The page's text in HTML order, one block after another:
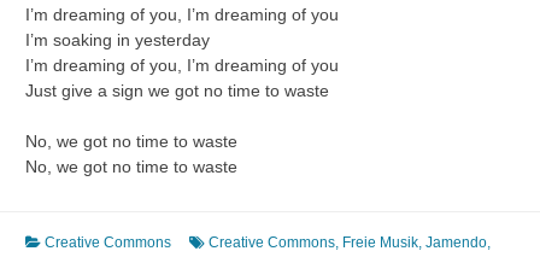
I’m dreaming of you, I’m dreaming of you
I’m soaking in yesterday
I’m dreaming of you, I’m dreaming of you
Just give a sign we got no time to waste
No, we got no time to waste
No, we got no time to waste
Creative Commons Creative Commons, Freie Musik, Jamendo,